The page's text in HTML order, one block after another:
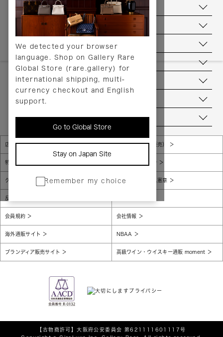
We detected your browser
language. Shop on Gallery Rare
Global Store (rare.gallery) for
international shipping, multi-
currency checkout and English
support.
Go to Global Store
Stay on Japan Site
Remember my choice
配送について
送料について
返品について
ヘルプ
お問い合わせ
当店について
店舗一覧 販売規約（店頭販売）
特定商取引法に基づく表示 個人情報保護方針
グローバルプライバシーポリシー コンプライアンス憲章
反社会的勢力に対する基本方針
会員規約 会社情報
海外通販サイト NBAA
ブランディア販売サイト 高級ワイン・ウイスキー通販 moment
【古物商許可】大阪府公安委員会 第621111601117号